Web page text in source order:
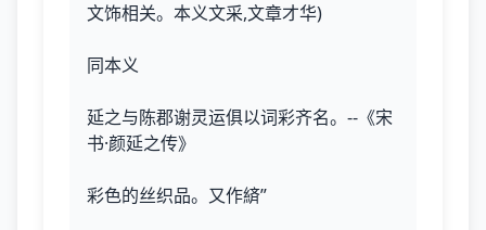
文饰相关。本义文采,文章才华)
同本义
延之与陈郡谢灵运俱以词彩齐名。--《宋
书·颜延之传》
彩色的丝织品。又作緕”